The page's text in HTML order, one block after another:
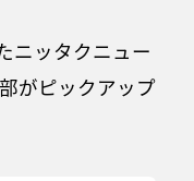
ニッタクニュー
がピックアップ